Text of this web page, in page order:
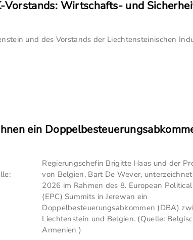
Vorstands: Wirtschafts- und
und des Vorstands der Liechtensteinischen
ein
Regierungschefin Brigitte Haas und der
von Belgien, Bart De Wever,
2026 im Rahmen des 8. European
(EPC) Summits in Jerewan ein
Doppelbesteuerungsabkommen (DBA)
Liechtenstein und Belgien. (Quelle:
Armenien )